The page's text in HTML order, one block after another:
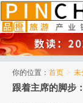
你的位置： 首页 > 未
跟着主席的脚步